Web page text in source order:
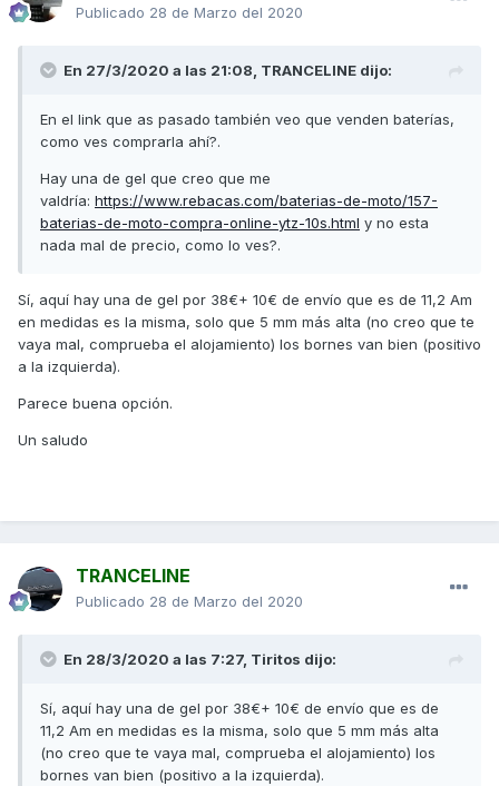
Publicado 28 de Marzo del 2020
En 27/3/2020 a las 21:08, TRANCELINE dijo:
En el link que as pasado también veo que venden baterías,
como ves comprarla ahí?.
Hay una de gel que creo que me
valdría: https://www.rebacas.com/baterias-de-moto/157-
baterias-de-moto-compra-online-ytz-10s.html y no esta
nada mal de precio, como lo ves?.
Sí, aquí hay una de gel por 38€+ 10€ de envío que es de 11,2 Am
en medidas es la misma, solo que 5 mm más alta (no creo que te
vaya mal, comprueba el alojamiento) los bornes van bien (positivo
a la izquierda).
Parece buena opción.
Un saludo
TRANCELINE
Publicado 28 de Marzo del 2020
En 28/3/2020 a las 7:27, Tiritos dijo:
Sí, aquí hay una de gel por 38€+ 10€ de envío que es de
11,2 Am en medidas es la misma, solo que 5 mm más alta
(no creo que te vaya mal, comprueba el alojamiento) los
bornes van bien (positivo a la izquierda).